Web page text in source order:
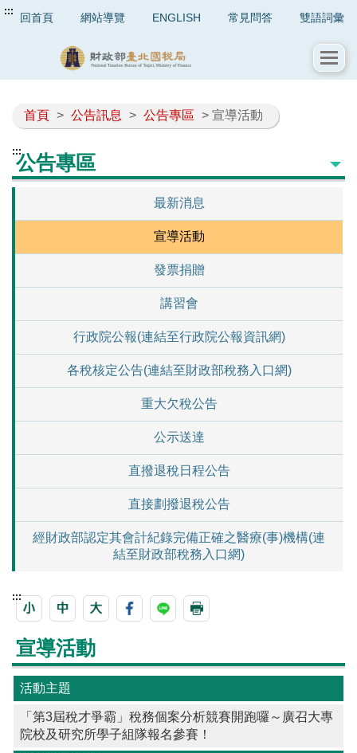
::: 回首頁 網站導覽 ENGLISH 常見問答 雙語詞彙
首頁 > 公告訊息 > 公告專區 > 宣導活動
:::公告專區
最新消息
宣導活動
發票捐贈
講習會
行政院公報(連結至行政院公報資訊網)
各稅核定公告(連結至財政部稅務入口網)
重大欠稅公告
公示送達
直撥退稅日程公告
直接劃撥退稅公告
經財政部認定其會計紀錄完備正確之醫療(事)機構(連
結至財政部稅務入口網)
:::
宣導活動
活動主題
「第3屆稅才爭霸」稅務個案分析競賽開跑囉～廣召大專
院校及研究所學子組隊報名參賽！